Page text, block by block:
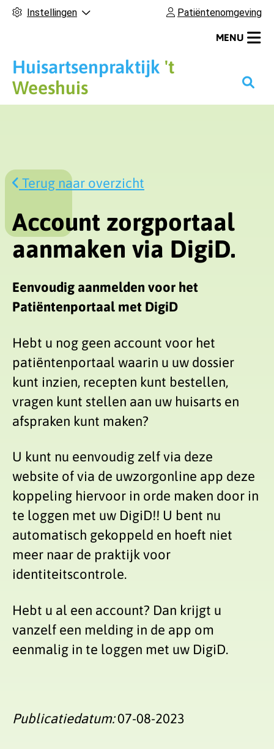
Instellingen Patiëntenomgeving
Huisartsenpraktijk 't
Weeshuis
H
o
MENU
Terug naar overzicht
Account zorgportaal
aanmaken via DigiD.
Eenvoudig aanmelden voor het
Patiëntenportaal met DigiD
Hebt u nog geen account voor het
patiëntenportaal waarin u uw dossier
kunt inzien, recepten kunt bestellen,
vragen kunt stellen aan uw huisarts en
afspraken kunt maken?
U kunt nu eenvoudig zelf via deze
website of via de uwzorgonline app deze
koppeling hiervoor in orde maken door in
te loggen met uw DigiD!! U bent nu
automatisch gekoppeld en hoeft niet
meer naar de praktijk voor
identiteitscontrole.
Hebt u al een account? Dan krijgt u
vanzelf een melding in de app om
eenmalig in te loggen met uw DigiD.
Publicatiedatum:07-08-2023